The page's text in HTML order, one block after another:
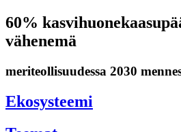
päästötöntä
merenkulkua
60%
vähenemä
meriteollisuudessa 2030
Ekosysteemi